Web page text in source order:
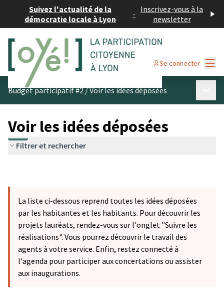
Suivez l'actualité de la
démocratie locale à Lyon
- Inscrivez-vous à la
newsletter
Se connecter
Budget participatif #2/Voir les idées déposées
Voir les idées déposées
Filtrer et rechercher
La liste ci-dessous reprend toutes les idées déposées
par les habitantes et les habitants. Pour découvrir les
projets lauréats, rendez-vous sur l'onglet "Suivre les
réalisations". Vous pourrez découvrir le travail des
agents à votre service. Enfin, restez connecté à
l'agenda pour participer aux concertations ou assister
aux inaugurations.